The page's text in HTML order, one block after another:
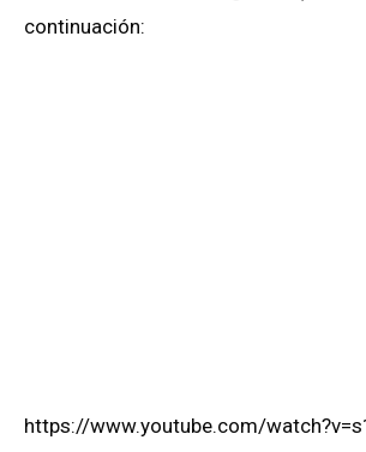
continuación:
https://www.youtube.com/